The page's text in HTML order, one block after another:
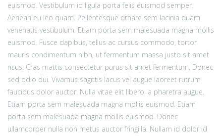
euismod. Vestibulum id ligula porta felis euismod semper.
Aenean eu leo quam. Pellentesque ornare sem lacinia quam
venenatis vestibulum. Etiam porta sem malesuada magna mollis
euismod. Fusce dapibus, tellus ac cursus commodo, tortor
mauris condimentum nibh, ut fermentum massa justo sit amet
risus. Cras mattis consectetur purus sit amet fermentum. Donec
sed odio dui. Vivamus sagittis lacus vel augue laoreet rutrum
faucibus dolor auctor. Nulla vitae elit libero, a pharetra augue.
Etiam porta sem malesuada magna mollis euismod. Etiam
porta sem malesuada magna mollis euismod. Donec
ullamcorper nulla non metus auctor fringilla. Nullam id dolor id